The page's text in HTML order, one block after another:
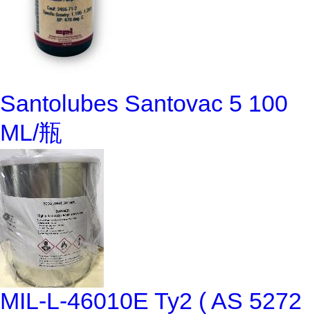
Santolubes Santovac 5 100
ML/瓶
MIL-L-46010E Ty2 ( AS 5272